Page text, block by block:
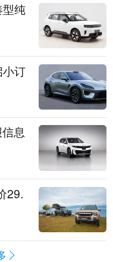
纯
订
息
29.